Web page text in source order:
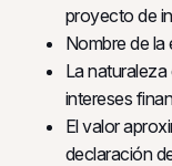
proyecto de
Nombre de la
La
intereses
El valor
declaración